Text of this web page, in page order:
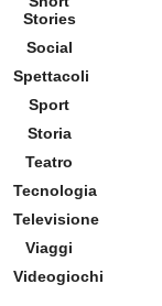
Stories
Social
Spettacoli
Sport
Storia
Teatro
Tecnologia
Televisione
Viaggi
Videogiochi